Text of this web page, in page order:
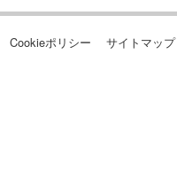
Cookieポリシー サイトマップ